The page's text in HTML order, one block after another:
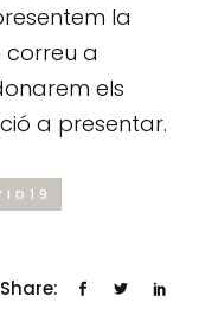
la
correu a
els
a presentar.
Share: